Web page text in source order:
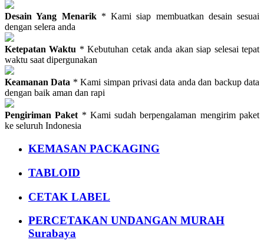
Desain Yang Menarik* Kami siap membuatkan desain sesuai
dengan selera anda
Ketepatan Waktu * Kebutuhan cetak anda akan siap selesai tepat
waktu saat dipergunakan
Keamanan Data * Kami simpan privasi data anda dan backup data
dengan baik aman dan rapi
Pengiriman Paket * Kami sudah berpengalaman mengirim paket
ke seluruh Indonesia
KEMASAN PACKAGING
TABLOID
CETAK LABEL
PERCETAKAN UNDANGAN MURAH
Surabaya